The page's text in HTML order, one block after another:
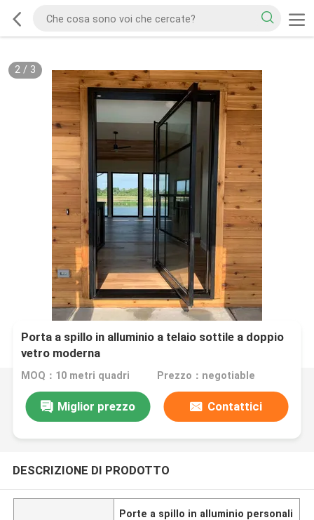
2/ 3
Porta a spillo in alluminio a telaio sottile a doppio
vetro moderna
MOQ：10 metri quadri Prezzo：negotiable
Miglior prezzo Contattici
DESCRIZIONE DI PRODOTTO
Porte a spillo in alluminio personali